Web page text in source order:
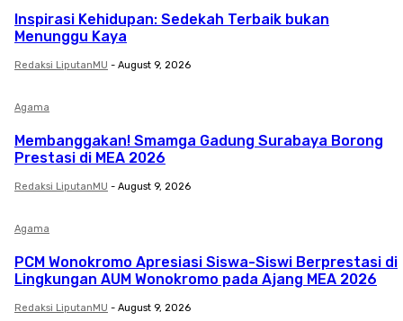
Inspirasi Kehidupan: Sedekah Terbaik bukan
Menunggu Kaya
Redaksi LiputanMU - August 9, 2026
Agama
Membanggakan! Smamga Gadung Surabaya Borong
Prestasi di MEA 2026
Redaksi LiputanMU - August 9, 2026
Agama
PCM Wonokromo Apresiasi Siswa-Siswi Berprestasi di
Lingkungan AUM Wonokromo pada Ajang MEA 2026
Redaksi LiputanMU - August 9, 2026